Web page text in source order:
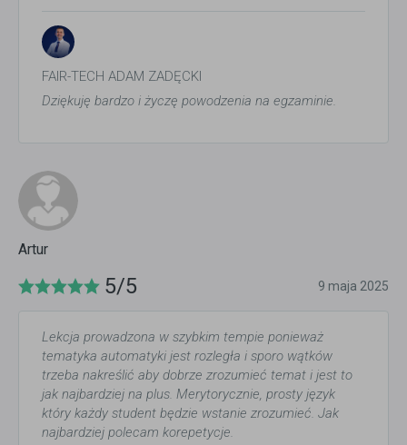
FAIR-TECH ADAM ZADĘCKI
Dziękuję bardzo i życzę powodzenia na egzaminie.
Artur
5/5 9 maja 2025
Lekcja prowadzona w szybkim tempie ponieważ
tematyka automatyki jest rozległa i sporo wątków
trzeba nakreślić aby dobrze zrozumieć temat i jest to
jak najbardziej na plus. Merytorycznie, prosty język
który każdy student będzie wstanie zrozumieć. Jak
najbardziej polecam korepetycje.